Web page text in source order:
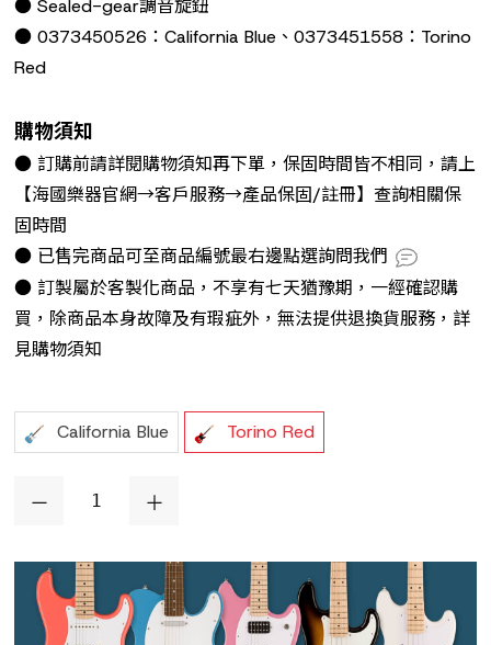
● Sealed-gear調音旋鈕
● 0373450526：California Blue、0373451558：Torino
Red
購物須知
● 訂購前請詳閱購物須知再下單，保固時間皆不相同，請上
【海國樂器官網→客戶服務→產品保固/註冊】查詢相關保
固時間
● 已售完商品可至商品編號最右邊點選詢問我們
● 訂製屬於客製化商品，不享有七天猶豫期，一經確認購
買，除商品本身故障及有瑕疵外，無法提供退換貨服務，詳
見購物須知
California Blue Torino Red